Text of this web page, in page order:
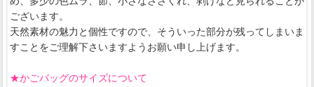
ございます。
天然素材の魅力と個性ですので、そういった部分が残ってしまいま
すことをご理解下さいますようお願い申し上げます。
★かごバッグのサイズについて